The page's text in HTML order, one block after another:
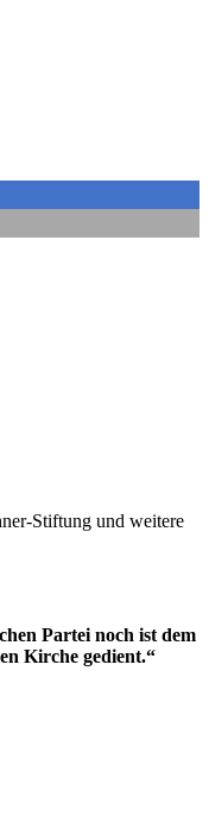
Stiftung und weitere
Partei noch ist dem
Kirche gedient.“